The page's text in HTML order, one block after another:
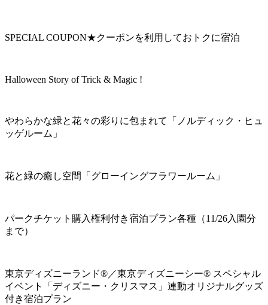
SPECIAL COUPON★クーポンを利用しておトクに宿泊
Halloween Story of Trick & Magic !
やわらかな緑と花々の彩りに包まれて「ノルディック・ヒュ
ッゲルーム」
花と緑の癒し空間「グローイングフラワールーム」
パークチケット購入権利付き宿泊プラン各種（11/26入園分
まで）
東京ディズニーランド®／東京ディズニーシー® スペシャル
イベント「ディズニー・クリスマス」連動オリジナルグッズ
付き宿泊プラン